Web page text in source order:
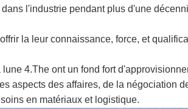
l'industrie pendant plus d'une
la leur connaissance, force, et
lune 4.The ont un fond fort
aspects des affaires, de la négociation
en matériaux et logistique.